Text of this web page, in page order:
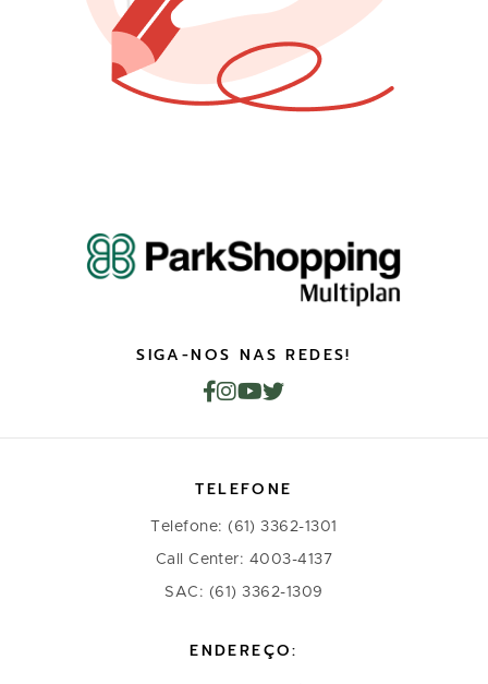
SIGA-NOS NAS REDES!
TELEFONE
Telefone: (61) 3362-1301
Call Center: 4003-4137
SAC: (61) 3362-1309
ENDEREÇO: